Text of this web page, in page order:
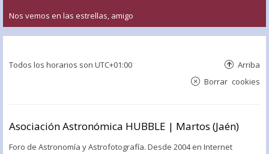
Nos vemos en las estrellas, amigo
Todos los horarios son UTC+01:00 Arriba
Borrar cookies
Asociación Astronómica HUBBLE | Martos (Jaén)
Foro de Astronomía y Astrofotografía. Desde 2004 en Internet